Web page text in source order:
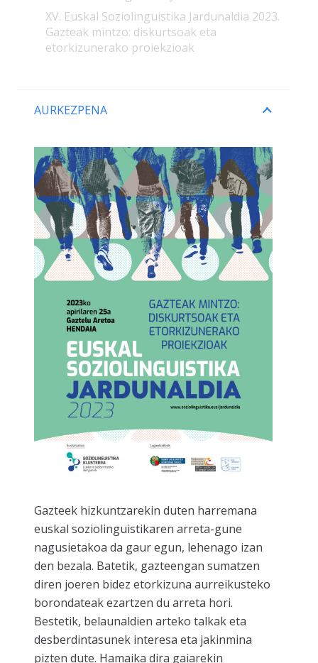
XV. Euskal Soziolinguistika Jardunaldia 2023.
Gazteak mintzo: diskurtsoak eta
etorkizunerako proiekzioak
AURKEZPENA
Gazteek hizkuntzarekin duten harremana
euskal soziolinguistikaren arreta-gune
nagusietakoa da gaur egun, lehenago izan
den bezala. Batetik, gazteengan sumatzen
diren joeren bidez etorkizuna aurreikusteko
borondateak ezartzen du arreta hori.
Bestetik, belaunaldien arteko talkak eta
desberdintasunek interesa eta jakinmina
pizten dute. Hamaika dira gaiarekin